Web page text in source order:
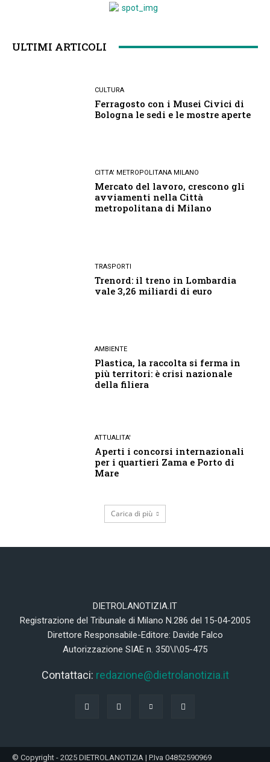
ULTIMI ARTICOLI
CULTURA
Ferragosto con i Musei Civici di
Bologna le sedi e le mostre aperte
CITTA' METROPOLITANA MILANO
Mercato del lavoro, crescono gli
avviamenti nella Città
metropolitana di Milano
TRASPORTI
Trenord: il treno in Lombardia
vale 3,26 miliardi di euro
AMBIENTE
Plastica, la raccolta si ferma in
più territori: è crisi nazionale
della filiera
ATTUALITA'
Aperti i concorsi internazionali
per i quartieri Zama e Porto di
Mare
Carica di più
DIETROLANOTIZIA.IT
Registrazione del Tribunale di Milano N.286 del 15-04-2005
Direttore Responsabile-Editore: Davide Falco
Autorizzazione SIAE n. 350\I\05-475
Contattaci: redazione@dietrolanotizia.it
© Copyright - 2025 DIETROLANOTIZIA | P.Iva 04852590969